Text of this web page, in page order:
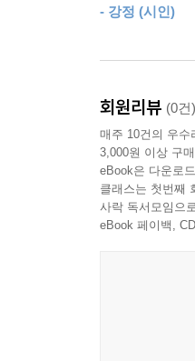
언 창에 금이 번
가슴을 올려다본
그리움을 매단
손가락을 펴자
또르르 굴러가
메우기 시작했
- 강정 (시인)
회원리뷰 (0건)
매주 10건의 우
3,000원 이상 구
eBook은 다운로
클래스는 첫번째
사락 독서모임으
eBook 페이백,